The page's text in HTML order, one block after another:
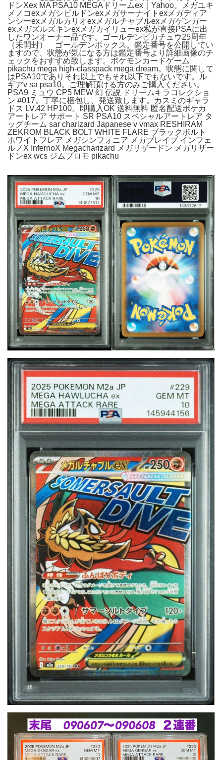
ドンXex MA PSA10 MEGAドリームex｜Yahoo。メガユキ
メノコexメガシビルドンexメガサーナイトexメガディア
ンシーexメガルカリオexメガルチャブルexメガゲンガー
exメガズルズキンexメガカイリューex私が直接PSAに出
したワンオーナー品です。ゴールデンピカチュウ25周年
（未開封） ゴールデンボックス。鑑定番号を公開してい
ますので、状態が気になる方は鑑定番号より詳細画像のチ
ェックをおすすめ致します。ポケモンカードゲーム
pikachu mega high-classpack mega dream。状態に関して
はPSA10でありそれ以上でもそれ以下でもないです。ル
ギアv sa psa10。ご理解頂ける方のみご購入ください。
PSA9 ミュウ CP5 MEW 幻 伝説 ドリームキラコレクショ
ン #017。丁寧に梱包し、発送致します。カスミのギャラ
ドス LV.42 HP100。即購入OK 送料無料 匿名配送ポケカ
アートレア サポート SR PSA10 スペシャルアートレア タ
ッグチーム sar charizard Japanese v vmax RESHIRAM
ZEKROM BLACK BOLT WHITE FLARE ブラックボルト
ホワイトフレア メガシンフォニア メガブレイブ インフェ
ルノX InfernoX Megacharizard メガリザードン メガリザー
ドンex wcs ジムプロモ pikachu